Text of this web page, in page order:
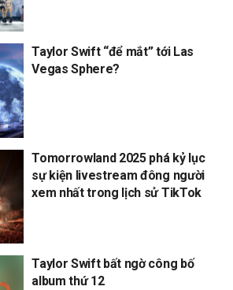
Taylor Swift “để mắt” tới Las
Vegas Sphere?
Tomorrowland 2025 phá kỷ lục
sự kiện livestream đông người
xem nhất trong lịch sử TikTok
Taylor Swift bất ngờ công bố
album thứ 12